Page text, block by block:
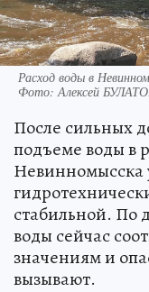
Расход воды в
Фото:Алексей
После сильных
подъеме воды в
Невинномысска
стабильной. По
воды сейчас
значениям и
вызывают.